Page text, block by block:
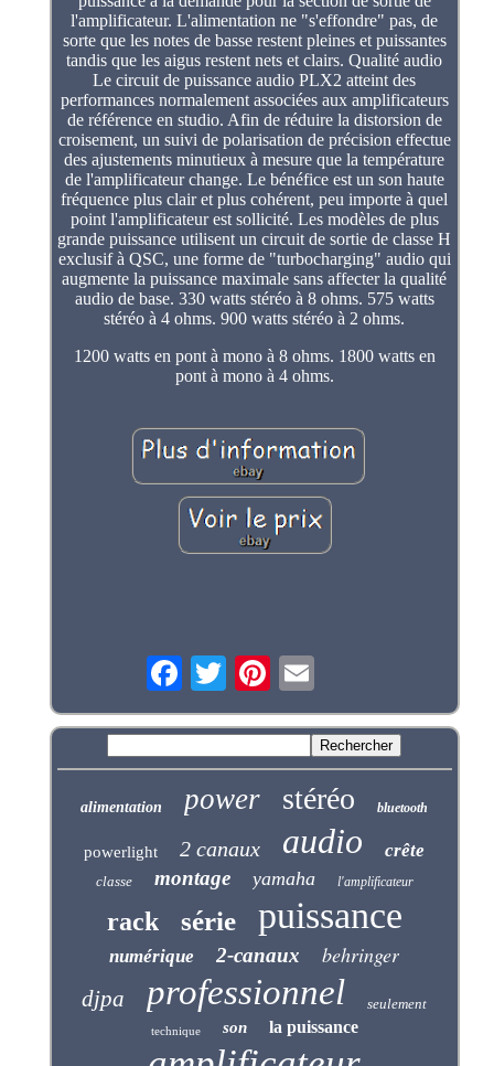
l'amplificateur. L'alimentation ne "s'effondre" pas, de
sorte que les notes de basse restent pleines et puissantes
tandis que les aigus restent nets et clairs. Qualité audio
Le circuit de puissance audio PLX2 atteint des
performances normalement associées aux amplificateurs
de référence en studio. Afin de réduire la distorsion de
croisement, un suivi de polarisation de précision effectue
des ajustements minutieux à mesure que la température
de l'amplificateur change. Le bénéfice est un son haute
fréquence plus clair et plus cohérent, peu importe à quel
point l'amplificateur est sollicité. Les modèles de plus
grande puissance utilisent un circuit de sortie de classe H
exclusif à QSC, une forme de "turbocharging" audio qui
augmente la puissance maximale sans affecter la qualité
audio de base. 330 watts stéréo à 8 ohms. 575 watts
stéréo à 4 ohms. 900 watts stéréo à 2 ohms.
1200 watts en pont à mono à 8 ohms. 1800 watts en
pont à mono à 4 ohms.
alimentation power stéréo bluetooth
powerlight 2 canaux audio crête
classe montage yamaha l'amplificateur
rack série puissance
numérique 2-canaux
behringer
djpa
professionnel seulement
technique son la puissance